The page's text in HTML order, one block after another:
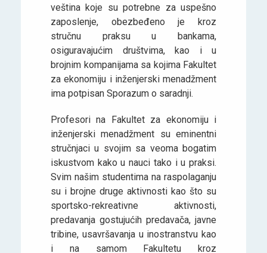
veština koje su potrebne za uspešno
zaposlenje, obezbeđeno je kroz
stručnu praksu u bankama,
osiguravajućim društvima, kao i u
brojnim kompanijama sa kojima Fakultet
za ekonomiju i inženjerski menadžment
ima potpisan Sporazum o saradnji.
Profesori na Fakultet za ekonomiju i
inženjerski menadžment su eminentni
stručnjaci u svojim sa veoma bogatim
iskustvom kako u nauci tako i u praksi.
Svim našim studentima na raspolaganju
su i brojne druge aktivnosti kao što su
sportsko-rekreativne aktivnosti,
predavanja gostujućih predavača, javne
tribine, usavršavanja u inostranstvu kao
i na samom Fakultetu kroz